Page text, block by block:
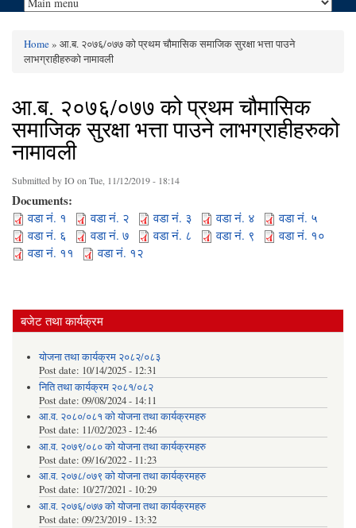
You are here
Home» आ.ब. २०७६/०७७ को प्रथम चौमासिक समाजिक सुरक्षा भत्ता पाउने
लाभग्राहीहरुको नामावली
आ.ब. २०७६/०७७ को प्रथम चौमासिक
समाजिक सुरक्षा भत्ता पाउने लाभग्राहीहरुको
नामावली
Submitted byIO on Tue, 11/12/2019 - 18:14
Documents:
वडा नं. १ वडा नं. २ वडा नं. ३ वडा नं. ४
वडा नं. ५
वडा नं. ६
वडा नं. ७ वडा नं. ८ वडा नं. ९
वडा नं. १०
वडा नं. ११
वडा नं. १२
बजेट तथा कार्यक्रम
योजना तथा कार्यक्रम २०८२/०८३
Post date: 10/14/2025 - 12:31
निति तथा कार्यक्रम २०८१/०८२
Post date: 09/08/2024 - 14:11
आ.व. २०८०/०८१ को योजना तथा कार्यक्रमहरु
Post date: 11/02/2023 - 12:46
आ.व. २०७९/०८० को योजना तथा कार्यक्रमहरु
Post date: 09/16/2022 - 11:23
आ.व. २०७८/०७९ को योजना तथा कार्यक्रमहरु
Post date: 10/27/2021 - 10:29
आ.व. २०७६/०७७ को योजना तथा कार्यक्रमहरु
Post date: 09/23/2019 - 13:32